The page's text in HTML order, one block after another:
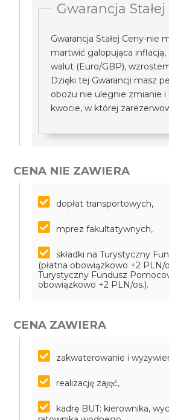
Gwarancja
Gwarancja Stałej Ceny-nie
martwić galopująca
walut (Euro/GBP),
Dzięki tej Gwarancji masz
obozu nie ulegnie zmianie i
kwocie, w której
CENA NIE ZAWIERA
dopłat transportowych,
mprez fakultatywnych,
składki na Turystyczny
(płatna obowiązkowo +2 PLN/
Turystyczny Fundusz
obowiązkowo +2 PLN/os.).
CENA ZAWIERA
zakwaterowanie i
realizację zajęć,
kadrę BUT: kierownika,